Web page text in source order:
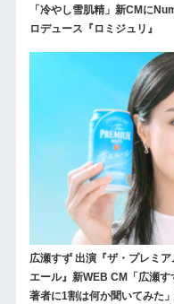
「冷やし雪肌精」新CMに
ロデュース『ロミジュリ』
広瀬すず 出演『ザ・プレミ
エール』新WEB CM「広瀬
著者に1割は何か聞いてみた